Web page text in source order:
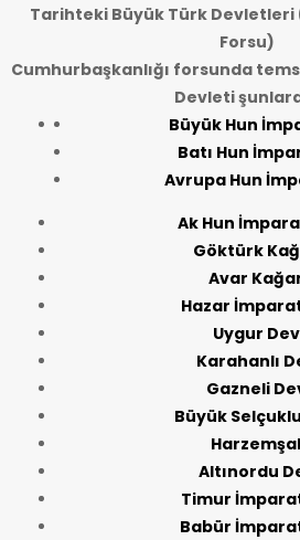
Tarihteki Büyük Türk Devletleri
Forsu)
Cumhurbaşkanlığı forsunda
Devleti
Büyük Hun
Batı Hun
Avrupa Hun
Ak Hun
Göktürk
Avar
Hazar
Uygur
Karahanlı
Gazneli
Büyük
Altınordu
Timur
Babür